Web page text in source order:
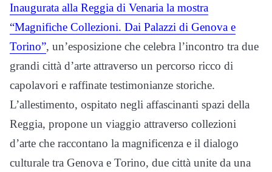
Inaugurata alla Reggia di Venaria la mostra
“Magnifiche Collezioni. Dai Palazzi di Genova e
Torino”, un’esposizione che celebra l’incontro tra due
grandi città d’arte attraverso un percorso ricco di
capolavori e raffinate testimonianze storiche.
L’allestimento, ospitato negli affascinanti spazi della
Reggia, propone un viaggio attraverso collezioni
d’arte che raccontano la magnificenza e il dialogo
culturale tra Genova e Torino, due città unite da una